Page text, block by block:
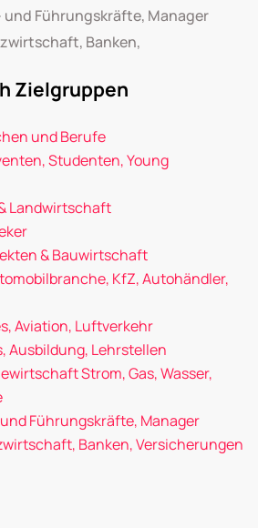
Führungskräfte, Manager
Banken,
Zielgruppen
und Berufe
Studenten, Young
Landwirtschaft
& Bauwirtschaft
KfZ, Autohändler,
Aviation, Luftverkehr
Ausbildung, Lehrstellen
Strom, Gas, Wasser,
Führungskräfte, Manager
Banken, Versicherungen